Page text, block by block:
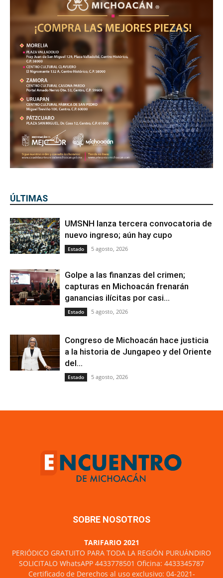
ÚLTIMAS
UMSNH lanza tercera convocatoria de
nuevo ingreso; aún hay cupo
Estado 5 agosto, 2026
Golpe a las finanzas del crimen;
capturas en Michoacán frenarán
ganancias ilícitas por casi...
Estado 5 agosto, 2026
Congreso de Michoacán hace justicia
a la historia de Jungapeo y del Oriente
del...
Estado 5 agosto, 2026
SOBRE NOSOTROS
TARIFARIO 2021
PERIÓDICO GRATUITO PARA TODA LA REGIÓN PURUÁNDIRO
SOLICITALO WhatsAPP 4433778501 Oficina: 4433345787
Certificado de Derechos al uso exclusivo: 04-2021-